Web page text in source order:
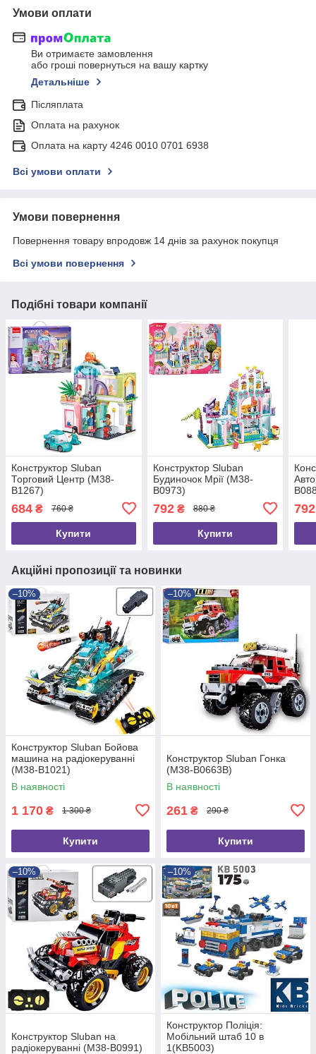
Умови оплати
Ви отримаєте замовлення
або гроші повернуться на вашу картку
Детальніше
Післяплата
Оплата на рахунок
Оплата на карту 4246 0010 0701 6938
Всі умови оплати
Умови повернення
Повернення товару впродовж 14 днів за рахунок покупця
Всі умови повернення
Подібні товари компанії
Конструктор Sluban
Торговий Центр (M38-
B1267)
684 ₴ 760 ₴
Купити
Конструктор Sluban
Будиночок Мрії (M38-
B0973)
792₴ 880 ₴
Купити
792
Акційні пропозиції та новинки
–10%
Конструктор Sluban Бойова
машина на радіокеруванні
(M38-B1021)
В наявності
1 170 ₴ 1 300 ₴
Купити
–10%
Конструктор Sluban Гонка
(M38-B0663B)
В наявності
261 ₴ 290 ₴
Купити
–10%
Конструктор Sluban на
радіокеруванні (M38-B0991)
–10%
Конструктор Поліція:
Мобільний штаб 10 в
1(KB5003)